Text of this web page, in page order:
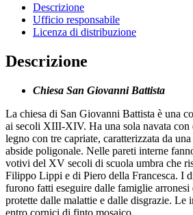
Descrizione
Ufficio responsabile
Licenza di distribuzione
Descrizione
Chiesa San Giovanni Battista
La chiesa di San Giovanni Battista è una
ai secoli XIII-XIV. Ha una sola navata con
legno con tre capriate, caratterizzata da
abside poligonale. Nelle pareti interne
votivi del XV secoli di scuola umbra che
Filippo Lippi e di Piero della Francesca. I
furono fatti eseguire dalle famiglie arronesi
protette dalle malattie e dalle disgrazie. Le
entro cornici di finto mosaico.